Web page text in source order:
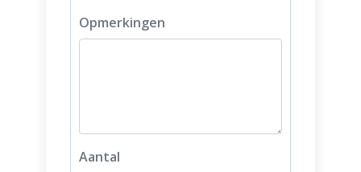
Opmerkingen
Aantal